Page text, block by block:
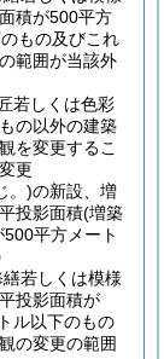
積が500平方
もの及びこれ
範囲が当該外
若しくは色彩
の以外の建築
を変更するこ
更
。)の新設、増
投影面積(増築
500平方メート
若しくは模様
投影面積が
ル以下のもの
の変更の範囲